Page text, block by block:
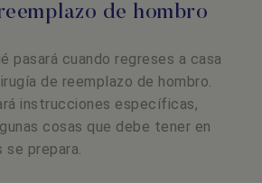
de hombro
pasará cuando regreses a casa
de reemplazo de hombro.
instrucciones específicas,
cosas que debe tener en
prepara.